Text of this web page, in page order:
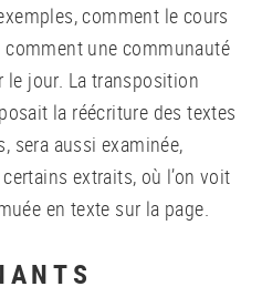
comment le cours
une communauté
le jour. La transposition
la réécriture des textes
sera aussi examinée,
extraits, où l’on voit
en texte sur la page.